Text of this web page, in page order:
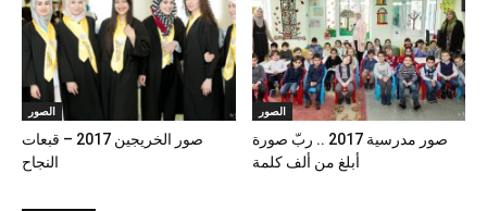
الصور
صور الخريجين 2017 – قبعات
النجاح
الصور
صور مدرسية 2017 .. ربّ صورة
أبلغ من ألف كلمة